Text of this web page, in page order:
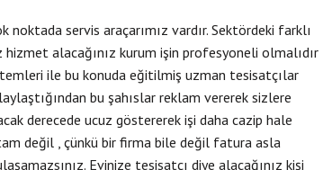
servis araçarımız vardır. Sektördeki farklı
alacağınız kurum işin profesyoneli olmalıdır
ile bu konuda eğitilmiş uzman tesisatçılar
bu şahıslar reklam vererek sizlere
derecede ucuz göstererek işi daha cazip hale
değil , çünkü bir firma bile değil fatura asla
Evinize tesisatçı diye alacağınız kişi